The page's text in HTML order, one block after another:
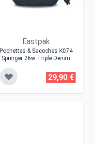
Eastpak
Pochettes & Sacoches K074
Springer 26w Triple Denim
29,90 €